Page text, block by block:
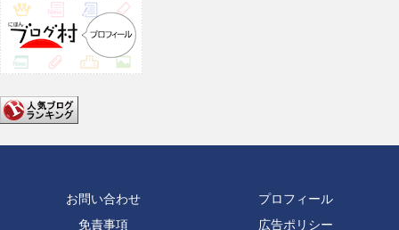
お問い合わせ
プロフィール
免責事項
広告ポリシー